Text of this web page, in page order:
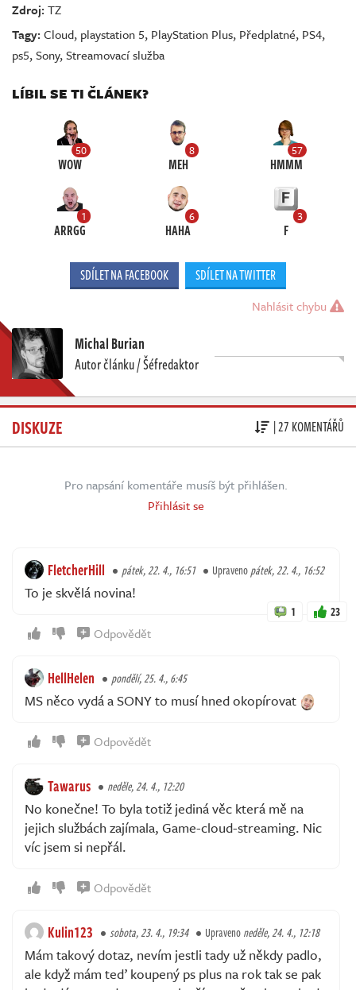
Zdroj:TZ
Tagy:Cloud, playstation 5, PlayStation Plus, Předplatné, PS4,
ps5,Sony,Streamovací služba
LÍBIL SE TI ČLÁNEK?
50
WOW
8
MEH
57
HMMM
1
ARRGG
6
HAHA
3
F
SDÍLET NA FACEBOOK SDÍLET NA TWITTER
Nahlásit chybu
Michal Burian
Autor článku / Šéfredaktor
DISKUZE | 27 KOMENTÁŘŮ
Pro napsání komentáře musíš být přihlášen.
Přihlásit se
FletcherHill pátek, 22. 4., 16:51 Upravenopátek, 22. 4., 16:52
To je skvělá novina!
1 23
Odpovědět
HellHelen pondělí, 25. 4., 6:45
MS něco vydá a SONY to musí hned okopírovat
Odpovědět
Tawarus neděle, 24. 4., 12:20
No konečne! To byla totiž jediná věc která mě na
jejich službách zajímala, Game-cloud-streaming. Nic
víc jsem si nepřál.
Odpovědět
Kulin123 sobota, 23. 4., 19:34 Upravenoneděle, 24. 4., 12:18
Mám takový dotaz, nevím jestli tady už někdy padlo,
ale když mám teď koupený ps plus na rok tak se pak